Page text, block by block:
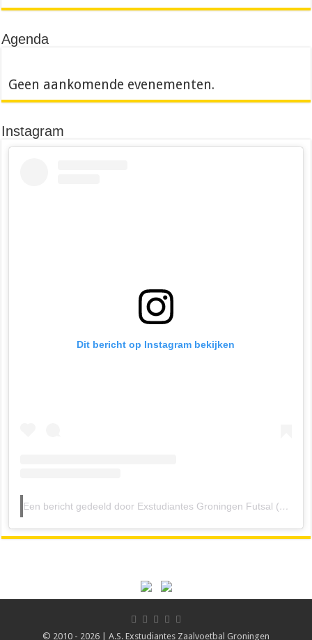
Agenda
Geen aankomende evenementen.
Instagram
Dit bericht op Instagram bekijken
Een bericht gedeeld door Exstudiantes Groningen Futsal (@exstudiantesgroningenfutsal)
© 2010 - 2026 | A.S. Exstudiantes Zaalvoetbal Groningen